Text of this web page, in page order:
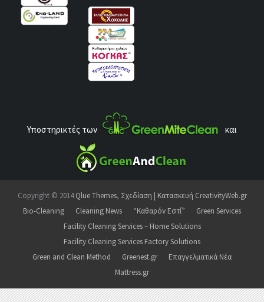
Υποστηρικτές των και
Copyright © 2014Qlue Themes, Σχεδίαση | Κατασκευή CreativityWeb.gr
Bio-Cleaning
Cleaning News “Καθαρόν Εστί”
Green Services
Facility Cleaning Services – Home Solutions
Facility Cleaning Services Factory Solutions
Green and Clean Method
Greenest.gr
Επαγγελματικά Νέα
Mattress.gr